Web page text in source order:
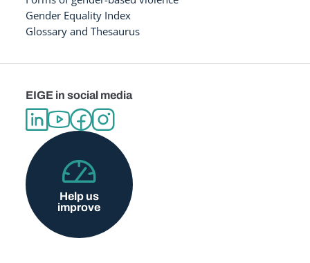
Gender Equality Index
Glossary and Thesaurus
EIGE in social media
Help us
improve